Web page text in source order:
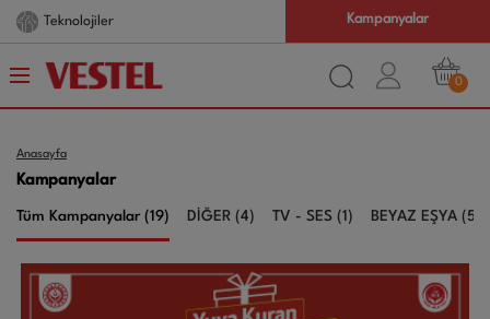
Teknolojiler Kampanyalar
0
Anasayfa
Kampanyalar
Tüm Kampanyalar (19) DİĞER (4) TV - SES (1) BEYAZ EŞYA (5)